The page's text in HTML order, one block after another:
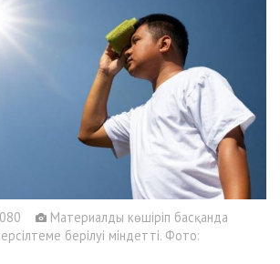
Материалды көшіріп басқанда
берілуі міндетті. Фото: